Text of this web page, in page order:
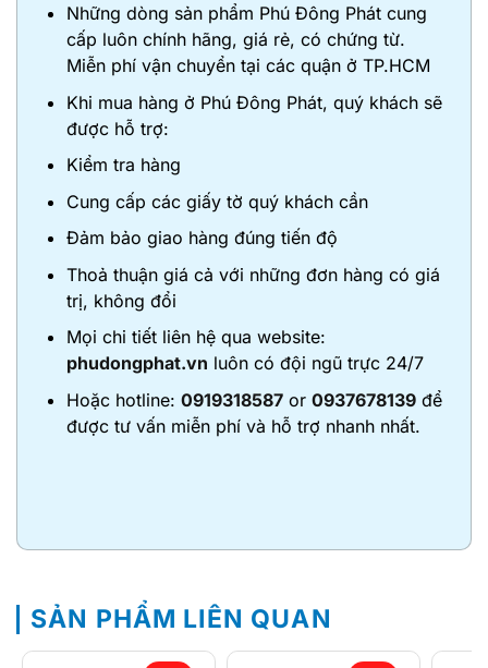
Những dòng sản phẩm Phú Đông Phát cung
cấp luôn chính hãng, giá rẻ, có chứng từ.
Miễn phí vận chuyển tại các quận ở TP.HCM
Khi mua hàng ở Phú Đông Phát, quý khách sẽ
được hỗ trợ:
Kiểm tra hàng
Cung cấp các giấy tờ quý khách cần
Đảm bảo giao hàng đúng tiến độ
Thoả thuận giá cả với những đơn hàng có giá
trị, không đổi
Mọi chi tiết liên hệ qua website:
phudongphat.vn luôn có đội ngũ trực 24/7
Hoặc hotline: 0919318587 or 0937678139 để
được tư vấn miễn phí và hỗ trợ nhanh nhất.
SẢN PHẨM LIÊN QUAN